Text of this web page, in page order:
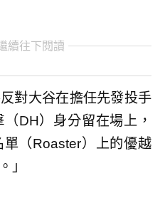
續往下閱讀
對大谷在擔任先發投手
DH）身分留在場上，
單（Roaster）上的優越
」